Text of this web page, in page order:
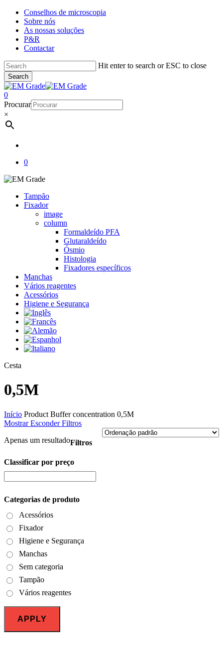
Skip
main
content
Conselhos de microscopia
Sobre nós
As nossas soluções
P&R
Contactar
Hit enter to search or ESC to close
Search
Close
Search
account
0
Menu
Procurar
×
0
Tampão
Fixador
image
column
Formaldeído PFA
Glutaraldeído
Ósmio
Histologia
Fixadores específicos
Manchas
Vários reagentes
Acessórios
Higiene e Segurança
Cesta
0,5M
Início Product Buffer concentration 0,5M
Mostrar Esconder Filtros
Apenas um resultadoFiltros
Close
Classificar por preço
Categorias de produto
Acessórios
Fixador
Higiene e Segurança
Manchas
Sem categoria
Tampão
Vários reagentes
APPLY